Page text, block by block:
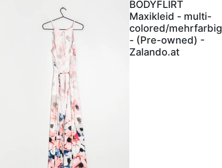
BODYFLIRT
Maxikleid - multi-
colored/mehrfarbig
- (Pre-owned) -
Zalando.at